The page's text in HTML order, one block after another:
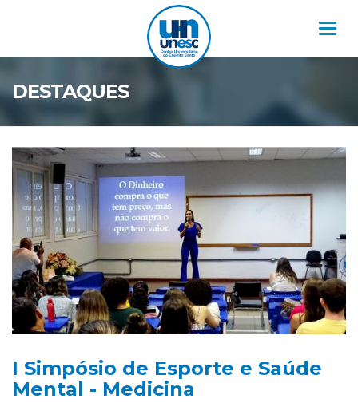
DESTAQUES
I Simpósio de Esporte e Saúde
Mental - Medicina